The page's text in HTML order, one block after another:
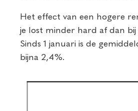
Het effect van een hogere
je lost minder hard af dan bij
Sinds 1 januari is de
bijna 2,4%.